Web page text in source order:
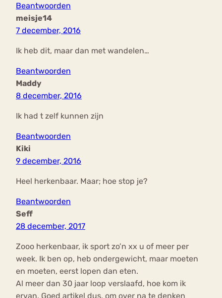
Beantwoorden
meisje14
7 december, 2016
Ik heb dit, maar dan met wandelen…
Beantwoorden
Maddy
8 december, 2016
Ik had t zelf kunnen zijn
Beantwoorden
Kiki
9 december, 2016
Heel herkenbaar. Maar; hoe stop je?
Beantwoorden
Seff
28 december, 2017
Zooo herkenbaar, ik sport zo’n xx u of meer per
week. Ik ben op, heb ondergewicht, maar moeten
en moeten, eerst lopen dan eten.
Al meer dan 30 jaar loop verslaafd, hoe kom ik
ervan. Goed artikel dus, om over na te denken